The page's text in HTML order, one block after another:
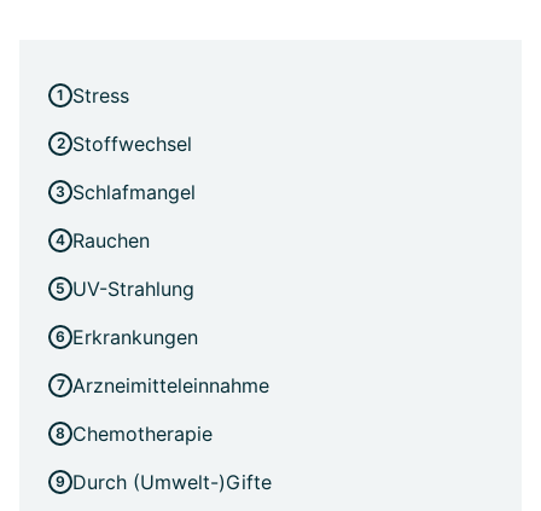
Stress
Stoffwechsel
Schlafmangel
Rauchen
UV-Strahlung
Erkrankungen
Arzneimitteleinnahme
Chemotherapie
Durch (Umwelt-)Gifte